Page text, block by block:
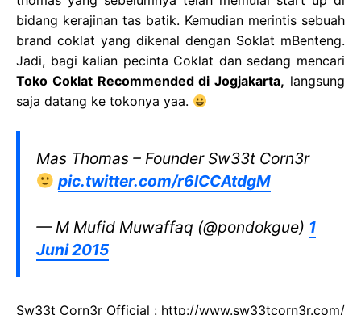
bidang kerajinan tas batik. Kemudian merintis sebuah
brand coklat yang dikenal dengan Soklat mBenteng.
Jadi, bagi kalian pecinta Coklat dan sedang mencari
Toko Coklat Recommended di Jogjakarta, langsung
saja datang ke tokonya yaa.
Mas Thomas – Founder Sw33t Corn3r
pic.twitter.com/r6lCCAtdgM
— M Mufid Muwaffaq (@pondokgue) 1
Juni 2015
Sw33t Corn3r Official : http://www.sw33tcorn3r.com/